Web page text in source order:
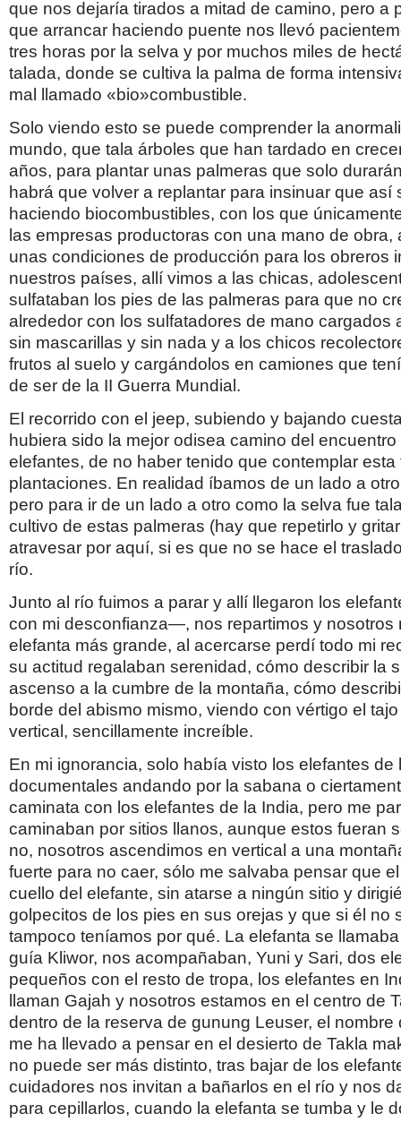
que nos dejaría tirados a mitad de camino, pero a
que arrancar haciendo puente nos llevó
tres horas por la selva y por muchos miles de
talada, donde se cultiva la palma de forma
mal llamado «bio»combustible.
Solo viendo esto se puede comprender la
mundo, que tala árboles que han tardado en
años, para plantar unas palmeras que solo
habrá que volver a replantar para insinuar que así
haciendo biocombustibles, con los que
las empresas productoras con una mano de obra,
unas condiciones de producción para los obreros
nuestros países, allí vimos a las chicas,
sulfataban los pies de las palmeras para que no
alrededor con los sulfatadores de mano cargados
sin mascarillas y sin nada y a los chicos
frutos al suelo y cargándolos en camiones que
de ser de la II Guerra Mundial.
El recorrido con el jeep, subiendo y bajando
hubiera sido la mejor odisea camino del
elefantes, de no haber tenido que contemplar esta
plantaciones. En realidad íbamos de un lado a
pero para ir de un lado a otro como la selva fue
cultivo de estas palmeras (hay que repetirlo y
atravesar por aquí, si es que no se hace el
río.
Junto al río fuimos a parar y allí llegaron los
con mi desconfianza—, nos repartimos y nosotros
elefanta más grande, al acercarse perdí todo mi
su actitud regalaban serenidad, cómo describir la
ascenso a la cumbre de la montaña, cómo
borde del abismo mismo, viendo con vértigo el
vertical, sencillamente increíble.
En mi ignorancia, solo había visto los elefantes de
documentales andando por la sabana o
caminata con los elefantes de la India, pero me
caminaban por sitios llanos, aunque estos fueran
no, nosotros ascendimos en vertical a una
fuerte para no caer, sólo me salvaba pensar que
cuello del elefante, sin atarse a ningún sitio y
golpecitos de los pies en sus orejas y que si él no
tampoco teníamos por qué. La elefanta se
guía Kliwor, nos acompañaban, Yuni y Sari, dos
pequeños con el resto de tropa, los elefantes en
llaman Gajah y nosotros estamos en el centro de
dentro de la reserva de gunung Leuser, el nombre
me ha llevado a pensar en el desierto de Takla
no puede ser más distinto, tras bajar de los
cuidadores nos invitan a bañarlos en el río y nos
para cepillarlos, cuando la elefanta se tumba y le